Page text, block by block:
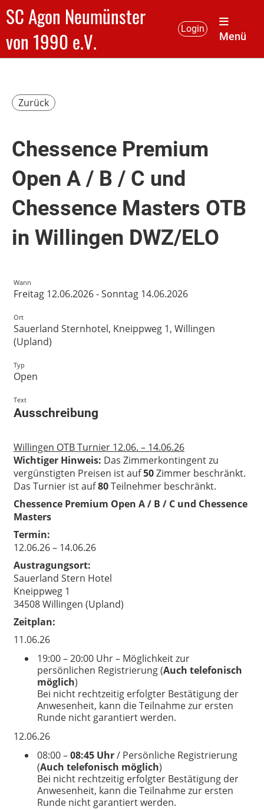
SC Agon Neumünster
von 1990 e.V.
Login
Menü
Zurück
Chessence Premium
Open A / B / C und
Chessence Masters OTB
in Willingen DWZ/ELO
Wann
Freitag 12.06.2026 - Sonntag 14.06.2026
Ort
Sauerland Sternhotel, Kneippweg 1, Willingen
(Upland)
Typ
Open
Text
Ausschreibung
Willingen OTB Turnier 12.06. – 14.06.26
Wichtiger Hinweis: Das Zimmerkontingent zu
vergünstigten Preisen ist auf50Zimmer beschränkt.
Das Turnier ist auf80Teilnehmer beschränkt.
Chessence Premium Open A / B / C und Chessence
Masters
Termin:
12.06.26 – 14.06.26
Austragungsort:
Sauerland Stern Hotel
Kneippweg 1
34508 Willingen (Upland)
Zeitplan:
11.06.26
19:00 – 20:00 Uhr – Möglichkeit zur
persönlichen Registrierung (Auch telefonisch
möglich)
Bei nicht rechtzeitig erfolgter Bestätigung der
Anwesenheit, kann die Teilnahme zur ersten
Runde nicht garantiert werden.
12.06.26
08:00 –08:45 Uhr/ Persönliche Registrierung
(Auch telefonisch möglich)
Bei nicht rechtzeitig erfolgter Bestätigung der
Anwesenheit, kann die Teilnahme zur ersten
Runde nicht garantiert werden.